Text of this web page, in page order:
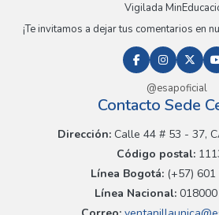
Vigilada
¡Te invitamos a dejar tus comentarios en
@esapoficial
Contacto Sede
Dirección:Calle 44 # 53 - 37,
Código postal:
Línea Bogotá:(+57) 601
Línea Nacional: